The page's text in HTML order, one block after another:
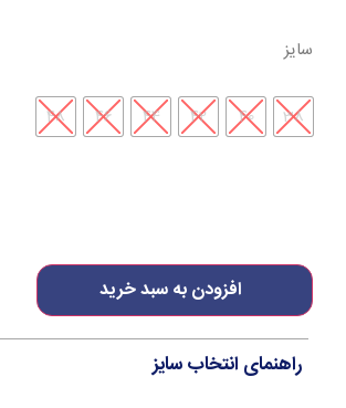
سایز
38
40
42
44
46
48
افزودن به سبد خرید
راهنمای انتخاب سایز